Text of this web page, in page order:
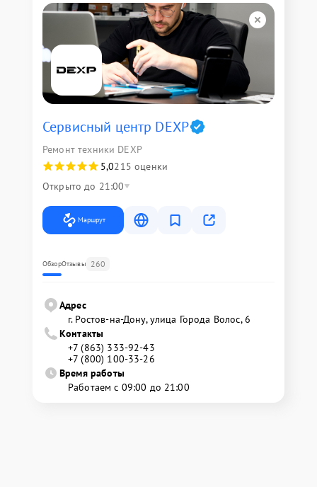
Сервисный центр DEXP
Ремонт техники DEXP
5,0215 оценки
Открыто до 21:00
Маршрут
ОбзорОтзывы 260
Адрес
г. Ростов-на-Дону, улица Города Волос, 6
Контакты
+7 (863) 333-92-43
+7 (800) 100-33-26
Время работы
Работаем с 09:00 до 21:00